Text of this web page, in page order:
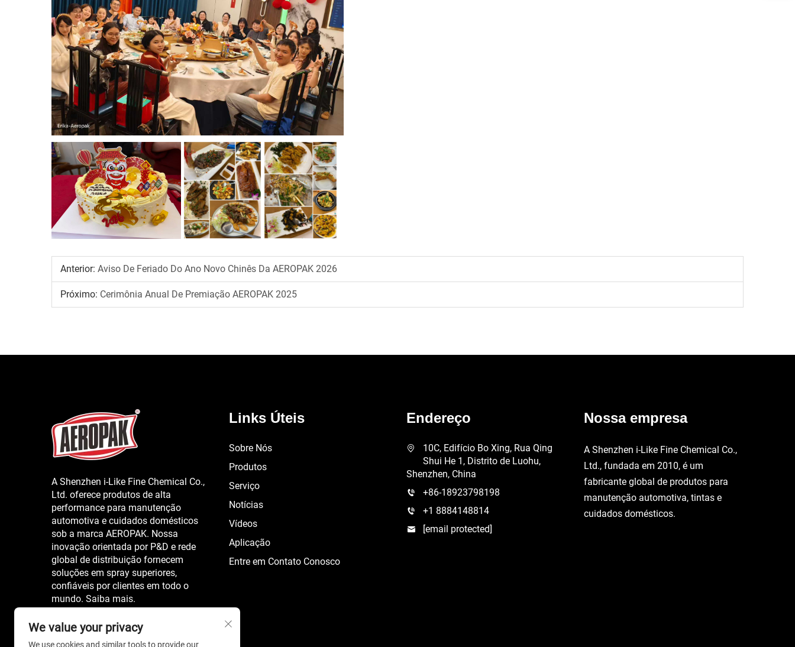
Anterior: Aviso De Feriado Do Ano Novo Chinês Da AEROPAK 2026
Próximo: Cerimônia Anual De Premiação AEROPAK 2025
A Shenzhen i-Like Fine Chemical Co.,
Ltd. oferece produtos de alta
performance para manutenção
automotiva e cuidados domésticos
sob a marca AEROPAK. Nossa
inovação orientada por P&D e rede
global de distribuição fornecem
soluções em spray superiores,
confiáveis por clientes em todo o
mundo. Saiba mais.
Links Úteis
Sobre Nós
Produtos
Serviço
Notícias
Vídeos
Aplicação
Entre em Contato Conosco
Endereço
10C, Edifício Bo Xing, Rua Qing
Shui He 1, Distrito de Luohu,
Shenzhen, China
+86-18923798198
+1 8884148814
[email protected]
Nossa empresa
A Shenzhen i-Like Fine Chemical Co.,
Ltd., fundada em 2010, é um
fabricante global de produtos para
manutenção automotiva, tintas e
cuidados domésticos.
We value your privacy
We use cookies and similar tools to provide our